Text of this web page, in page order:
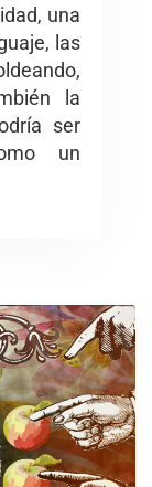
una
las
la
ser
un